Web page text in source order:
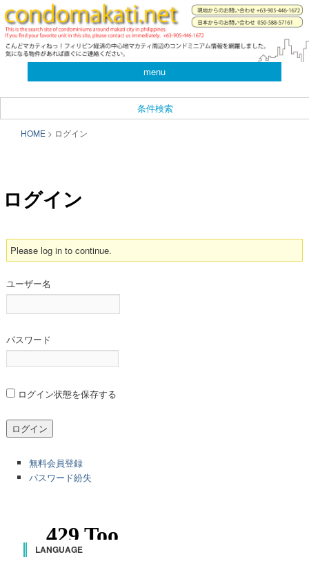
CONDO SEARCH in MAKATI.
フィリピン不動産検索サイト
「こんどマカティね！」
you can search almost condominiums around makati city. フィリピン経済の
中心地マカティ周辺の不動産投資情報です。
menu
条件検索
メインコンテンツへ移動
サブコンテンツへ移動
HOME > ログイン
ログイン
Please log in to continue.
ユーザー名
パスワード
ログイン状態を保存する
無料会員登録
パスワード紛失
LANGUAGE